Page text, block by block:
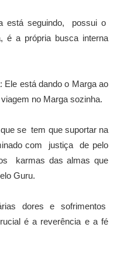
está seguindo, possui o
a própria busca interna
Ele está dando o Marga ao
no Marga sozinha.
se tem que suportar na
com justiça de pelo
karmas das almas que
Guru.
dores e sofrimentos
é a reverência e a fé